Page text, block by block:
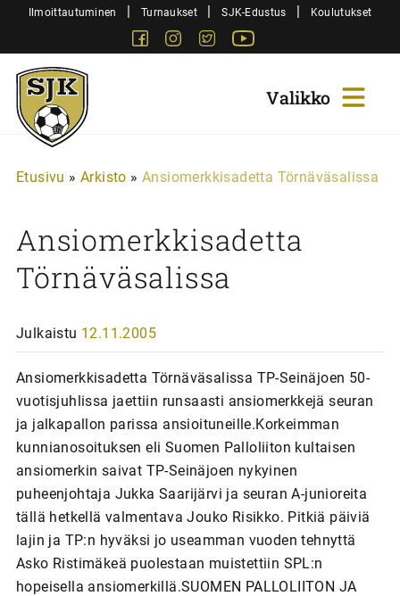
SiirryIlmoittautuminen | Turnaukset | SJK-Edustus | Koulutukset
FacebookInstagram
Twitter
Sjk-
Juniorit
Etusivu » Arkisto » Ansiomerkkisadetta Törnäväsalissa
Ansiomerkkisadetta
Törnäväsalissa
Julkaistu 12.11.2005
Ansiomerkkisadetta Törnäväsalissa TP-Seinäjoen 50-
vuotisjuhlissa jaettiin runsaasti ansiomerkkejä seuran
ja jalkapallon parissa ansioituneille.Korkeimman
kunnianosoituksen eli Suomen Palloliiton kultaisen
ansiomerkin saivat TP-Seinäjoen nykyinen
puheenjohtaja Jukka Saarijärvi ja seuran A-junioreita
tällä hetkellä valmentava Jouko Risikko. Pitkiä päiviä
lajin ja TP:n hyväksi jo useamman vuoden tehnyttä
Asko Ristimäkeä puolestaan muistettiin SPL:n
hopeisella ansiomerkillä.SUOMEN PALLOLIITON JA